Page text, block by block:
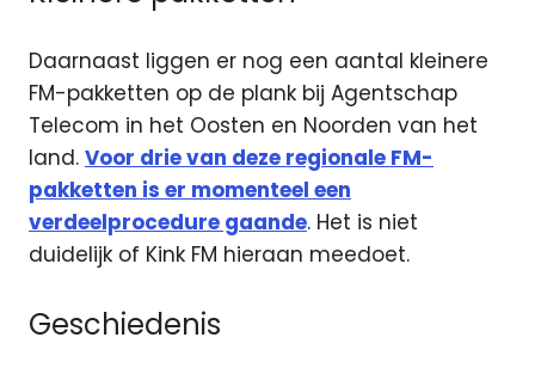
Daarnaast liggen er nog een aantal kleinere
FM-pakketten op de plank bij Agentschap
Telecom in het Oosten en Noorden van het
land. Voor drie van deze regionale FM-
pakketten is er momenteel een
verdeelprocedure gaande. Het is niet
duidelijk of Kink FM hieraan meedoet.
Geschiedenis